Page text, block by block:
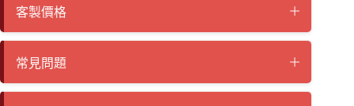
客製價格
常見問題